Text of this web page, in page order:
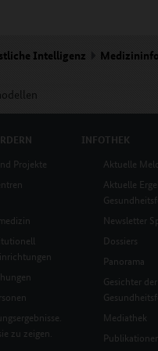
Intelligenz
Projekte
zu zeigen.
INFOTHEK
Aktuelle
Aktuelle
Newsletter
Dossiers
Panorama
Gesichter der
Mediathek